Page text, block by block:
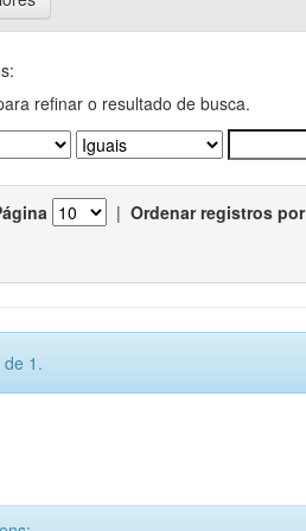
refinar o resultado de busca.
| Ordenar registros por
1.